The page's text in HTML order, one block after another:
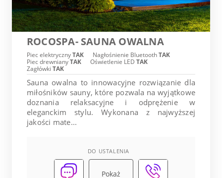
ROCOSPA- SAUNA OWALNA
Piec elektrycznyTAK Nagłośnienie BluetoothTAK
Piec drewnianyTAK Oświetlenie LED TAK
Zagłówki TAK
Sauna owalna to innowacyjne rozwiązanie dla
miłośników sauny, które pozwala na wyjątkowe
doznania relaksacyjne i odprężenie w
eleganckim stylu. Wykonana z najwyższej
jakości mate...
DO USTALENIA
Pokaż